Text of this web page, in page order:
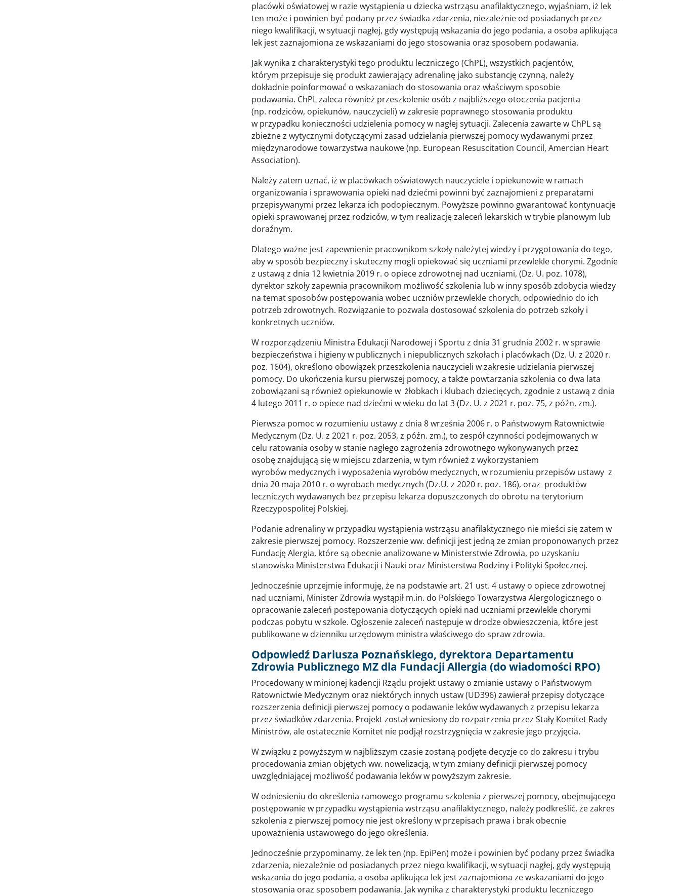
placówki oświatowej w razie wystąpienia u dziecka wstrząsu anafilaktycznego, wyjaśniam, iż lek
ten może i powinien być podany przez świadka zdarzenia, niezależnie od posiadanych przez
niego kwalifikacji, w sytuacji nagłej, gdy występują wskazania do jego podania, a osoba aplikująca
lek jest zaznajomiona ze wskazaniami do jego stosowania oraz sposobem podawania.
Jak wynika z charakterystyki tego produktu leczniczego (ChPL), wszystkich pacjentów,
którym przepisuje się produkt zawierający adrenalinę jako substancję czynną, należy
dokładnie poinformować o wskazaniach do stosowania oraz właściwym sposobie
podawania. ChPL zaleca również przeszkolenie osób z najbliższego otoczenia pacjenta
(np. rodziców, opiekunów, nauczycieli) w zakresie poprawnego stosowania produktu
w przypadku konieczności udzielenia pomocy w nagłej sytuacji. Zalecenia zawarte w ChPL są
zbieżne z wytycznymi dotyczącymi zasad udzielania pierwszej pomocy wydawanymi przez
międzynarodowe towarzystwa naukowe (np. European Resuscitation Council, Amercian Heart
Association).
Należy zatem uznać, iż w placówkach oświatowych nauczyciele i opiekunowie w ramach
organizowania i sprawowania opieki nad dziećmi powinni być zaznajomieni z preparatami
przepisywanymi przez lekarza ich podopiecznym. Powyższe powinno gwarantować kontynuację
opieki sprawowanej przez rodziców, w tym realizację zaleceń lekarskich w trybie planowym lub
doraźnym.
Dlatego ważne jest zapewnienie pracownikom szkoły należytej wiedzy i przygotowania do tego,
aby w sposób bezpieczny i skuteczny mogli opiekować się uczniami przewlekle chorymi. Zgodnie
z ustawą z dnia 12 kwietnia 2019 r. o opiece zdrowotnej nad uczniami, (Dz. U. poz. 1078),
dyrektor szkoły zapewnia pracownikom możliwość szkolenia lub w inny sposób zdobycia wiedzy
na temat sposobów postępowania wobec uczniów przewlekle chorych, odpowiednio do ich
potrzeb zdrowotnych. Rozwiązanie to pozwala dostosować szkolenia do potrzeb szkoły i
konkretnych uczniów.
W rozporządzeniu Ministra Edukacji Narodowej i Sportu z dnia 31 grudnia 2002 r. w sprawie
bezpieczeństwa i higieny w publicznych i niepublicznych szkołach i placówkach (Dz. U. z 2020 r.
poz. 1604), określono obowiązek przeszkolenia nauczycieli w zakresie udzielania pierwszej
pomocy. Do ukończenia kursu pierwszej pomocy, a także powtarzania szkolenia co dwa lata
zobowiązani są również opiekunowie w żłobkach i klubach dziecięcych, zgodnie z ustawą z dnia
4 lutego 2011 r. o opiece nad dziećmi w wieku do lat 3 (Dz. U. z 2021 r. poz. 75, z późn. zm.).
Pierwsza pomoc w rozumieniu ustawy z dnia 8 września 2006 r. o Państwowym Ratownictwie
Medycznym (Dz. U. z 2021 r. poz. 2053, z późn. zm.), to zespół czynności podejmowanych w
celu ratowania osoby w stanie nagłego zagrożenia zdrowotnego wykonywanych przez
osobę znajdującą się w miejscu zdarzenia, w tym również z wykorzystaniem
wyrobów medycznych i wyposażenia wyrobów medycznych, w rozumieniu przepisów ustawy z
dnia 20 maja 2010 r. o wyrobach medycznych (Dz.U. z 2020 r. poz. 186), oraz produktów
leczniczych wydawanych bez przepisu lekarza dopuszczonych do obrotu na terytorium
Rzeczypospolitej Polskiej.
Podanie adrenaliny w przypadku wystąpienia wstrząsu anafilaktycznego nie mieści się zatem w
zakresie pierwszej pomocy. Rozszerzenie ww. definicji jest jedną ze zmian proponowanych przez
Fundację Alergia, które są obecnie analizowane w Ministerstwie Zdrowia, po uzyskaniu
stanowiska Ministerstwa Edukacji i Nauki oraz Ministerstwa Rodziny i Polityki Społecznej.
Jednocześnie uprzejmie informuję, że na podstawie art. 21 ust. 4 ustawy o opiece zdrowotnej
nad uczniami, Minister Zdrowia wystąpił m.in. do Polskiego Towarzystwa Alergologicznego o
opracowanie zaleceń postępowania dotyczących opieki nad uczniami przewlekle chorymi
podczas pobytu w szkole. Ogłoszenie zaleceń następuje w drodze obwieszczenia, które jest
publikowane w dzienniku urzędowym ministra właściwego do spraw zdrowia.
Odpowiedź Dariusza Poznańskiego, dyrektora Departamentu
Zdrowia Publicznego MZ dla Fundacji Allergia (do wiadomości RPO)
Procedowany w minionej kadencji Rządu projekt ustawy o zmianie ustawy o Państwowym
Ratownictwie Medycznym oraz niektórych innych ustaw (UD396) zawierał przepisy dotyczące
rozszerzenia definicji pierwszej pomocy o podawanie leków wydawanych z przepisu lekarza
przez świadków zdarzenia. Projekt został wniesiony do rozpatrzenia przez Stały Komitet Rady
Ministrów, ale ostatecznie Komitet nie podjął rozstrzygnięcia w zakresie jego przyjęcia.
W związku z powyższym w najbliższym czasie zostaną podjęte decyzje co do zakresu i trybu
procedowania zmian objętych ww. nowelizacją, w tym zmiany definicji pierwszej pomocy
uwzględniającej możliwość podawania leków w powyższym zakresie.
W odniesieniu do określenia ramowego programu szkolenia z pierwszej pomocy, obejmującego
postępowanie w przypadku wystąpienia wstrząsu anafilaktycznego, należy podkreślić, że zakres
szkolenia z pierwszej pomocy nie jest określony w przepisach prawa i brak obecnie
upoważnienia ustawowego do jego określenia.
Jednocześnie przypominamy, że lek ten (np. EpiPen) może i powinien być podany przez świadka
zdarzenia, niezależnie od posiadanych przez niego kwalifikacji, w sytuacji nagłej, gdy występują
wskazania do jego podania, a osoba aplikująca lek jest zaznajomiona ze wskazaniami do jego
stosowania oraz sposobem podawania. Jak wynika z charakterystyki produktu leczniczego